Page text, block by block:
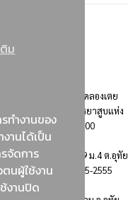
ม
ทำงานของ
านได้เป็น
จัดการ
นผู้ใช้งาน
งานปิด
แขวงคลองเตย เขตคลองเตย
ดต่อประชาสัมพันธ์ การยาสูบแห่ง
โทร. 0-2229-1000
ะนครศรีอยุธยา : 999 ม.4 ต.อุทัย
า 13210 โทร. 0-3535-2555